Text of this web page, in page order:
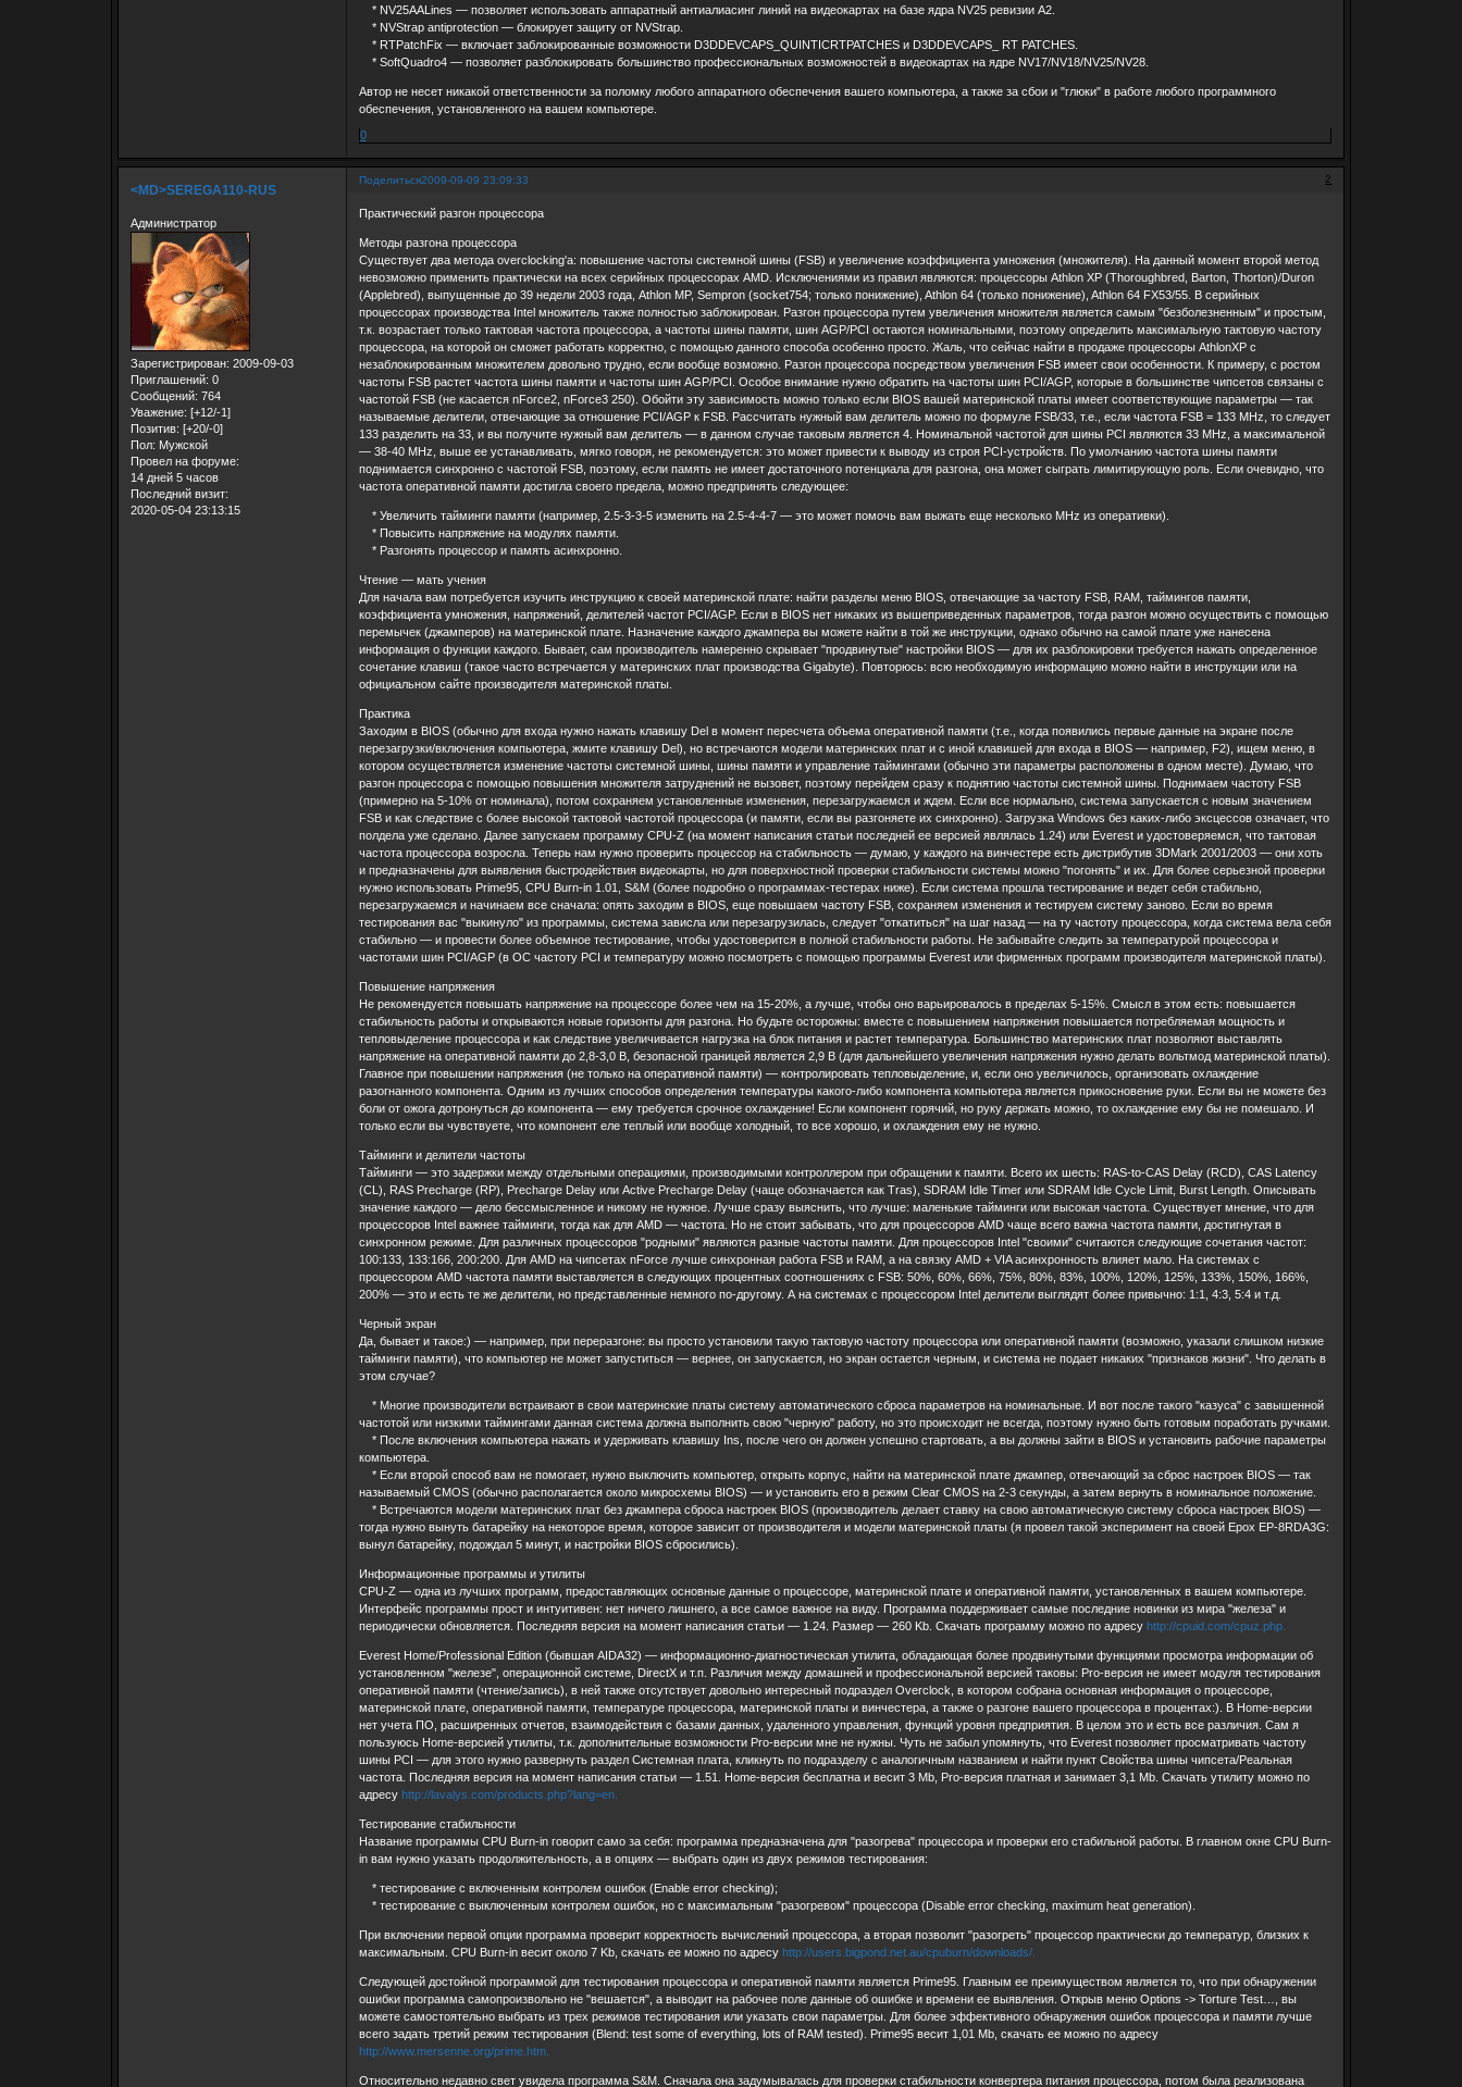
* NV25AALines — позволяет использовать аппаратный антиалиасинг линий на видеокартах на базе ядра NV25 ревизии A2.
* NVStrap antiprotection — блокирует защиту от NVStrap.
* RTPatchFix — включает заблокированные возможности D3DDEVCAPS_QUINTICRTPATCHES и D3DDEVCAPS_ RT PATCHES.
* SoftQuadro4 — позволяет разблокировать большинство профессиональных возможностей в видеокартах на ядре NV17/NV18/NV25/NV28.
Автор не несет никакой ответственности за поломку любого аппаратного обеспечения вашего компьютера, а также за сбои и "глюки" в работе любого программного
обеспечения, установленного на вашем компьютере.
0
Поделиться 2
2009-09-09 23:09:33
<MD>SEREGA110-RUS
Администратор
Зарегистрирован: 2009-09-03
Приглашений: 0
Сообщений: 764
Уважение: [+12/-1]
Позитив: [+20/-0]
Пол: Мужской
Провел на форуме:
14 дней 5 часов
Последний визит:
2020-05-04 23:13:15
Практический разгон процессора
Методы разгона процессора
Существует два метода overclocking'а: повышение частоты системной шины (FSB) и увеличение коэффициента умножения (множителя). На данный момент второй метод
невозможно применить практически на всех серийных процессорах AMD. Исключениями из правил являются: процессоры Athlon XP (Thoroughbred, Barton, Thorton)/Duron
(Applebred), выпущенные до 39 недели 2003 года, Athlon MP, Sempron (socket754; только понижение), Athlon 64 (только понижение), Athlon 64 FX53/55. В серийных
процессорах производства Intel множитель также полностью заблокирован. Разгон процессора путем увеличения множителя является самым "безболезненным" и простым,
т.к. возрастает только тактовая частота процессора, а частоты шины памяти, шин AGP/PCI остаются номинальными, поэтому определить максимальную тактовую частоту
процессора, на которой он сможет работать корректно, с помощью данного способа особенно просто. Жаль, что сейчас найти в продаже процессоры AthlonXP с
незаблокированным множителем довольно трудно, если вообще возможно. Разгон процессора посредством увеличения FSB имеет свои особенности. К примеру, с ростом
частоты FSB растет частота шины памяти и частоты шин AGP/PCI. Особое внимание нужно обратить на частоты шин PCI/AGP, которые в большинстве чипсетов связаны с
частотой FSB (не касается nForce2, nForce3 250). Обойти эту зависимость можно только если BIOS вашей материнской платы имеет соответствующие параметры — так
называемые делители, отвечающие за отношение PCI/AGP к FSB. Рассчитать нужный вам делитель можно по формуле FSB/33, т.е., если частота FSB = 133 MHz, то следует
133 разделить на 33, и вы получите нужный вам делитель — в данном случае таковым является 4. Номинальной частотой для шины PCI являются 33 MHz, а максимальной
— 38-40 MHz, выше ее устанавливать, мягко говоря, не рекомендуется: это может привести к выводу из строя PCI-устройств. По умолчанию частота шины памяти
поднимается синхронно с частотой FSB, поэтому, если память не имеет достаточного потенциала для разгона, она может сыграть лимитирующую роль. Если очевидно, что
частота оперативной памяти достигла своего предела, можно предпринять следующее:
* Увеличить тайминги памяти (например, 2.5-3-3-5 изменить на 2.5-4-4-7 — это может помочь вам выжать еще несколько MHz из оперативки).
* Повысить напряжение на модулях памяти.
* Разгонять процессор и память асинхронно.
Чтение — мать учения
Для начала вам потребуется изучить инструкцию к своей материнской плате: найти разделы меню BIOS, отвечающие за частоту FSB, RAM, таймингов памяти,
коэффициента умножения, напряжений, делителей частот PCI/AGP. Если в BIOS нет никаких из вышеприведенных параметров, тогда разгон можно осуществить с помощью
перемычек (джамперов) на материнской плате. Назначение каждого джампера вы можете найти в той же инструкции, однако обычно на самой плате уже нанесена
информация о функции каждого. Бывает, сам производитель намеренно скрывает "продвинутые" настройки BIOS — для их разблокировки требуется нажать определенное
сочетание клавиш (такое часто встречается у материнских плат производства Gigabyte). Повторюсь: всю необходимую информацию можно найти в инструкции или на
официальном сайте производителя материнской платы.
Практика
Заходим в BIOS (обычно для входа нужно нажать клавишу Del в момент пересчета объема оперативной памяти (т.е., когда появились первые данные на экране после
перезагрузки/включения компьютера, жмите клавишу Del), но встречаются модели материнских плат и с иной клавишей для входа в BIOS — например, F2), ищем меню, в
котором осуществляется изменение частоты системной шины, шины памяти и управление таймингами (обычно эти параметры расположены в одном месте). Думаю, что
разгон процессора с помощью повышения множителя затруднений не вызовет, поэтому перейдем сразу к поднятию частоты системной шины. Поднимаем частоту FSB
(примерно на 5-10% от номинала), потом сохраняем установленные изменения, перезагружаемся и ждем. Если все нормально, система запускается с новым значением
FSB и как следствие с более высокой тактовой частотой процессора (и памяти, если вы разгоняете их синхронно). Загрузка Windows без каких-либо эксцессов означает, что
полдела уже сделано. Далее запускаем программу CPU-Z (на момент написания статьи последней ее версией являлась 1.24) или Everest и удостоверяемся, что тактовая
частота процессора возросла. Теперь нам нужно проверить процессор на стабильность — думаю, у каждого на винчестере есть дистрибутив 3DMark 2001/2003 — они хоть
и предназначены для выявления быстродействия видеокарты, но для поверхностной проверки стабильности системы можно "погонять" и их. Для более серьезной проверки
нужно использовать Prime95, CPU Burn-in 1.01, S&M (более подробно о программах-тестерах ниже). Если система прошла тестирование и ведет себя стабильно,
перезагружаемся и начинаем все сначала: опять заходим в BIOS, еще повышаем частоту FSB, сохраняем изменения и тестируем систему заново. Если во время
тестирования вас "выкинуло" из программы, система зависла или перезагрузилась, следует "откатиться" на шаг назад — на ту частоту процессора, когда система вела себя
стабильно — и провести более объемное тестирование, чтобы удостоверится в полной стабильности работы. Не забывайте следить за температурой процессора и
частотами шин PCI/AGP (в ОС частоту PCI и температуру можно посмотреть с помощью программы Everest или фирменных программ производителя материнской платы).
Повышение напряжения
Не рекомендуется повышать напряжение на процессоре более чем на 15-20%, а лучше, чтобы оно варьировалось в пределах 5-15%. Смысл в этом есть: повышается
стабильность работы и открываются новые горизонты для разгона. Но будьте осторожны: вместе с повышением напряжения повышается потребляемая мощность и
тепловыделение процессора и как следствие увеличивается нагрузка на блок питания и растет температура. Большинство материнских плат позволяют выставлять
напряжение на оперативной памяти до 2,8-3,0 В, безопасной границей является 2,9 В (для дальнейшего увеличения напряжения нужно делать вольтмод материнской платы).
Главное при повышении напряжения (не только на оперативной памяти) — контролировать тепловыделение, и, если оно увеличилось, организовать охлаждение
разогнанного компонента. Одним из лучших способов определения температуры какого-либо компонента компьютера является прикосновение руки. Если вы не можете без
боли от ожога дотронуться до компонента — ему требуется срочное охлаждение! Если компонент горячий, но руку держать можно, то охлаждение ему бы не помешало. И
только если вы чувствуете, что компонент еле теплый или вообще холодный, то все хорошо, и охлаждения ему не нужно.
Тайминги и делители частоты
Тайминги — это задержки между отдельными операциями, производимыми контроллером при обращении к памяти. Всего их шесть: RAS-to-CAS Delay (RCD), CAS Latency
(CL), RAS Precharge (RP), Precharge Delay или Active Precharge Delay (чаще обозначается как Tras), SDRAM Idle Timer или SDRAM Idle Cycle Limit, Burst Length. Описывать
значение каждого — дело бессмысленное и никому не нужное. Лучше сразу выяснить, что лучше: маленькие тайминги или высокая частота. Существует мнение, что для
процессоров Intel важнее тайминги, тогда как для AMD — частота. Но не стоит забывать, что для процессоров AMD чаще всего важна частота памяти, достигнутая в
синхронном режиме. Для различных процессоров "родными" являются разные частоты памяти. Для процессоров Intel "своими" считаются следующие сочетания частот:
100:133, 133:166, 200:200. Для AMD на чипсетах nForce лучше синхронная работа FSB и RAM, а на связку AMD + VIA асинхронность влияет мало. На системах с
процессором AMD частота памяти выставляется в следующих процентных соотношениях с FSB: 50%, 60%, 66%, 75%, 80%, 83%, 100%, 120%, 125%, 133%, 150%, 166%,
200% — это и есть те же делители, но представленные немного по-другому. А на системах с процессором Intel делители выглядят более привычно: 1:1, 4:3, 5:4 и т.д.
Черный экран
Да, бывает и такое:) — например, при переразгоне: вы просто установили такую тактовую частоту процессора или оперативной памяти (возможно, указали слишком низкие
тайминги памяти), что компьютер не может запуститься — вернее, он запускается, но экран остается черным, и система не подает никаких "признаков жизни". Что делать в
этом случае?
* Многие производители встраивают в свои материнские платы систему автоматического сброса параметров на номинальные. И вот после такого "казуса" с завышенной
частотой или низкими таймингами данная система должна выполнить свою "черную" работу, но это происходит не всегда, поэтому нужно быть готовым поработать ручками.
* После включения компьютера нажать и удерживать клавишу Ins, после чего он должен успешно стартовать, а вы должны зайти в BIOS и установить рабочие параметры
компьютера.
* Если второй способ вам не помогает, нужно выключить компьютер, открыть корпус, найти на материнской плате джампер, отвечающий за сброс настроек BIOS — так
называемый CMOS (обычно располагается около микросхемы BIOS) — и установить его в режим Clear CMOS на 2-3 секунды, а затем вернуть в номинальное положение.
* Встречаются модели материнских плат без джампера сброса настроек BIOS (производитель делает ставку на свою автоматическую систему сброса настроек BIOS) —
тогда нужно вынуть батарейку на некоторое время, которое зависит от производителя и модели материнской платы (я провел такой эксперимент на своей Epox EP-8RDA3G:
вынул батарейку, подождал 5 минут, и настройки BIOS сбросились).
Информационные программы и утилиты
CPU-Z — одна из лучших программ, предоставляющих основные данные о процессоре, материнской плате и оперативной памяти, установленных в вашем компьютере.
Интерфейс программы прост и интуитивен: нет ничего лишнего, а все самое важное на виду. Программа поддерживает самые последние новинки из мира "железа" и
периодически обновляется. Последняя версия на момент написания статьи — 1.24. Размер — 260 Kb. Скачать программу можно по адресу http://cpuid.com/cpuz.php.
Everest Home/Professional Edition (бывшая AIDA32) — информационно-диагностическая утилита, обладающая более продвинутыми функциями просмотра информации об
установленном "железе", операционной системе, DirectX и т.п. Различия между домашней и профессиональной версией таковы: Pro-версия не имеет модуля тестирования
оперативной памяти (чтение/запись), в ней также отсутствует довольно интересный подраздел Overclock, в котором собрана основная информация о процессоре,
материнской плате, оперативной памяти, температуре процессора, материнской платы и винчестера, а также о разгоне вашего процессора в процентах:). В Home-версии
нет учета ПО, расширенных отчетов, взаимодействия с базами данных, удаленного управления, функций уровня предприятия. В целом это и есть все различия. Сам я
пользуюсь Home-версией утилиты, т.к. дополнительные возможности Pro-версии мне не нужны. Чуть не забыл упомянуть, что Everest позволяет просматривать частоту
шины PCI — для этого нужно развернуть раздел Системная плата, кликнуть по подразделу с аналогичным названием и найти пункт Свойства шины чипсета/Реальная
частота. Последняя версия на момент написания статьи — 1.51. Home-версия бесплатна и весит 3 Mb, Pro-версия платная и занимает 3,1 Mb. Скачать утилиту можно по
адресу http://lavalys.com/products.php?lang=en.
Тестирование стабильности
Название программы CPU Burn-in говорит само за себя: программа предназначена для "разогрева" процессора и проверки его стабильной работы. В главном окне CPU Burn-
in вам нужно указать продолжительность, а в опциях — выбрать один из двух режимов тестирования:
* тестирование с включенным контролем ошибок (Enable error checking);
* тестирование с выключенным контролем ошибок, но с максимальным "разогревом" процессора (Disable error checking, maximum heat generation).
При включении первой опции программа проверит корректность вычислений процессора, а вторая позволит "разогреть" процессор практически до температур, близких к
максимальным. CPU Burn-in весит около 7 Kb, скачать ее можно по адресу http://users.bigpond.net.au/cpuburn/downloads/.
Следующей достойной программой для тестирования процессора и оперативной памяти является Prime95. Главным ее преимуществом является то, что при обнаружении
ошибки программа самопроизвольно не "вешается", а выводит на рабочее поле данные об ошибке и времени ее выявления. Открыв меню Options -> Torture Test…, вы
можете самостоятельно выбрать из трех режимов тестирования или указать свои параметры. Для более эффективного обнаружения ошибок процессора и памяти лучше
всего задать третий режим тестирования (Blend: test some of everything, lots of RAM tested). Prime95 весит 1,01 Mb, скачать ее можно по адресу
http://www.mersenne.org/prime.htm.
Относительно недавно свет увидела программа S&M. Сначала она задумывалась для проверки стабильности конвертера питания процессора, потом была реализована